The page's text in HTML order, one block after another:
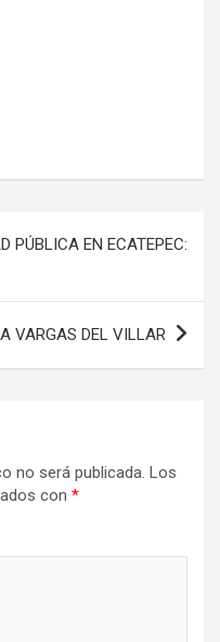
PÚBLICA EN ECATEPEC:
VARGAS DEL VILLAR
no será publicada. Los
con *